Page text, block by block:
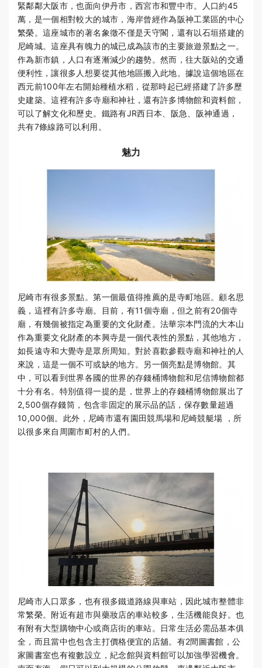
緊鄰鄰大阪市，也面向伊丹市，西宮市和豐中市。人口約45
萬，是一個相對較大的城市，海岸曾經作為阪神工業區的中心
繁榮。這座城市的著名象徵不僅是天守閣，還有以石垣搭建的
尼崎城。這座具有魄力的城已成為該市的主要旅遊景點之一。
作為新市鎮，人口有逐漸減少的趨勢。然而，往大阪站的交通
便利性，讓很多人想要從其他地區搬入此地。據說這個地區在
西元前100年左右開始種植水稻，從那時起已經搭建了許多歷
史建築。這裡有許多寺廟和神社，還有許多博物館和資料館，
可以了解文化和歷史。鐵路有JR西日本、阪急、阪神通過，
共有7條線路可以利用。
魅力
尼崎市有很多景點。第一個最值得推薦的是寺町地區。顧名思
義，這裡有許多寺廟。目前，有11個寺廟，但之前有20個寺
廟，有幾個被指定為重要的文化財產。法華宗本門流的大本山
作為重要文化財產的本興寺是一個代表性的景點，其他地方，
如長遠寺和大覺寺是眾所周知。對於喜歡參觀寺廟和神社的人
來說，這是一個不可或缺的地方。另一個亮點是博物館。其
中，可以看到世界各國的世界的存錢桶博物館和尼信博物館都
十分有名。特別值得一提的是，世界上的存錢桶博物館展出了
2,500個存錢筒，包含非固定的展示品的話，保存數量超過
10,000個。此外，尼崎市還有園田競馬場和尼崎競艇場 ，所
以很多來自周圍市町村的人們。
尼崎市人口眾多，也有很多鐵道路線與車站，因此城市整體非
常繁榮。附近有超市與藥妝店的車站較多，生活機能良好。也
有附有大型購物中心或商店街的車站。日常生活必需品基本俱
全，而且當中也包含主打價格便宜的店舖。有2間圖書館，公
家圖書室也有複數設立，紀念館與資料館可以加強學習機會。